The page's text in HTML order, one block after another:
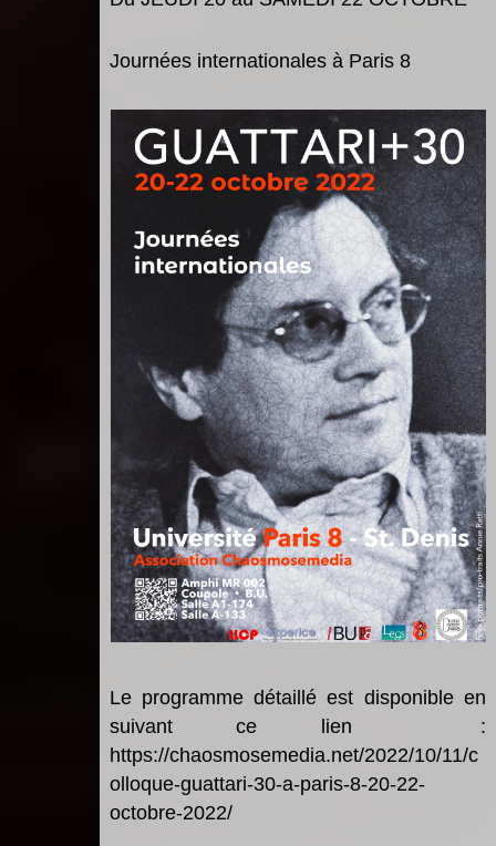
Journées internationalesà Paris 8
Le programme détaillé est disponible en
suivant ce lien :
https://chaosmosemedia.net/2022/10/11/c
olloque-guattari-30-a-paris-8-20-22-
octobre-2022/